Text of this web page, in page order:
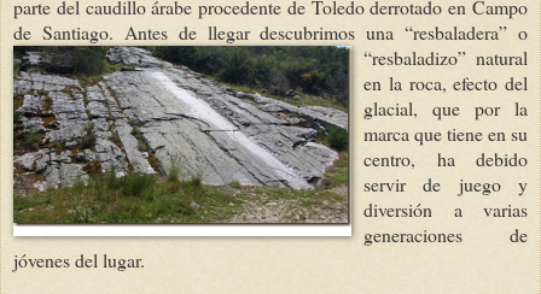
parte del caudillo árabe procedente de Toledo derrotado en Campo
de Santiago. Antes de llegardescubrimos una “resbaladera” o
“resbaladizo” natural
en la roca, efecto del
glacial, que por la
marca que tiene en su
centro, ha debido
servir de juego y
diversión a varias
generaciones de
jóvenes del lugar.